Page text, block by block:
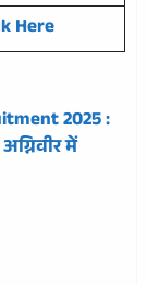
Here
2025 :
में